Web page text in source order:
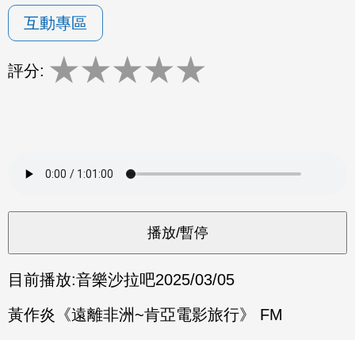
互動專區
評分: ★★★★★
目前播放:音樂沙拉吧2025/03/05
黃作炎《遠離非洲~肯亞電影旅行》 FM